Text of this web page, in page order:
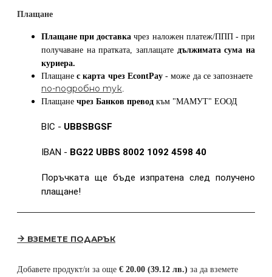
Плащане
Плащане при доставка чрез наложен платеж/ППП - при
получаване на пратката, заплащате дължимата сума на
куриера.
Плащанес карта чрез EcontPay- може да се запознаете
по-подробно тук
Плащане чрез Банков превод към "МАМУТ" ЕООД
BIC - UBBSBGSF
IBAN - BG22 UBBS 8002 1092 4598 40
Поръчката ще бъде изпратена след получено
плащане!
ВЗЕМЕТЕ ПОДАРЪК
Добавете продукт/и за още € 20.00 (39.12 лв.) за да вземете